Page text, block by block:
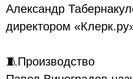
Александр
директором
🧵Производство